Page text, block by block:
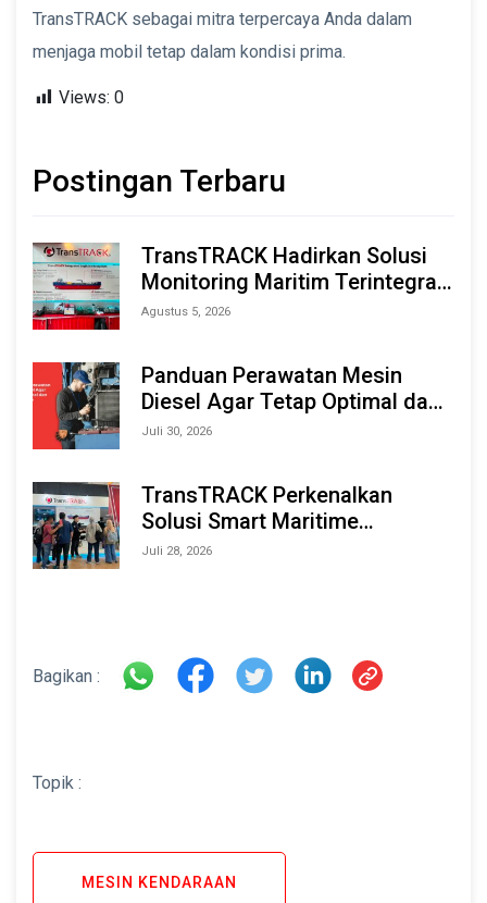
TransTRACK sebagai mitra terpercaya Anda dalam
menjaga mobil tetap dalam kondisi prima.
Views: 0
Postingan Terbaru
TransTRACK Hadirkan Solusi
Monitoring Maritim Terintegrasi
Berbasis AI & IoT di Indonesia
Agustus 5, 2026
Panduan Perawatan Mesin
Diesel Agar Tetap Optimal dan
Tahan Lama
Juli 30, 2026
TransTRACK Perkenalkan
Solusi Smart Maritime
Monitoring Berbasis AI dan IoT
Juli 28, 2026
Bagikan :
Topik :
MESIN KENDARAAN